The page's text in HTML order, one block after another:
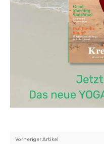
Vorheriger Artikel